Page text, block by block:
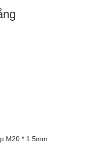
M20 * 1.5mm